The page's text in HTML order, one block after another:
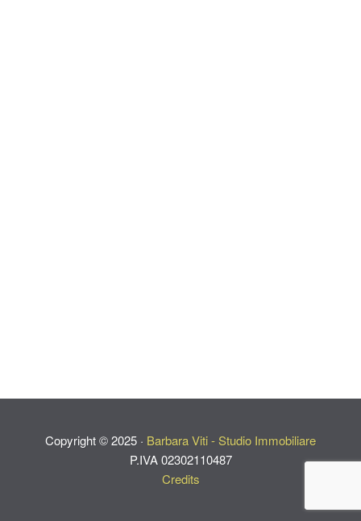
Copyright ©2025 · Barbara Viti - Studio Immobiliare
P.IVA 02302110487
Credits